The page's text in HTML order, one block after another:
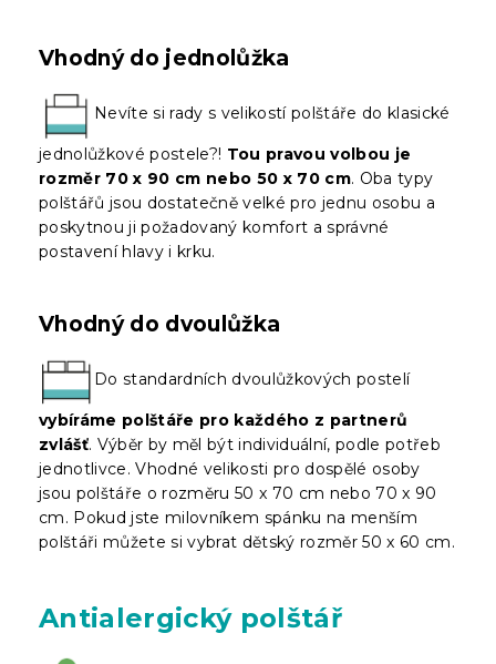
Vhodný do jednolůžka
Nevíte si rady s velikostí polštáře do klasické
jednolůžkové postele?! Tou pravou volbou je
rozměr 70 x 90 cm nebo 50 x 70 cm. Oba typy
polštářů jsou dostatečně velké pro jednu osobu a
poskytnou ji požadovaný komfort a správné
postavení hlavy i krku.
Vhodný do dvoulůžka
Do standardních dvoulůžkových postelí
vybíráme polštáře pro každého z partnerů
zvlášť. Výběr by měl být individuální, podle potřeb
jednotlivce. Vhodné velikosti pro dospělé osoby
jsou polštáře o rozměru 50 x 70 cm nebo 70 x 90
cm. Pokud jste milovníkem spánku na menším
polštáři můžete si vybrat dětský rozměr 50 x 60 cm.
Antialergický polštář